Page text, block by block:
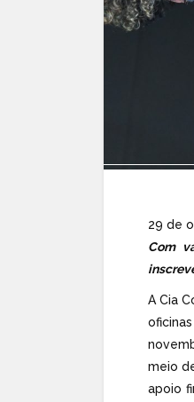
29 de
Com
A Cia
meio
apoio